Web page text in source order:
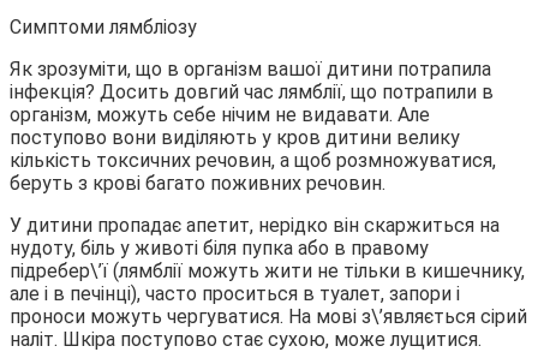
Симптоми лямбліозу
Як зрозуміти, що в організм вашої дитини потрапила
інфекція? Досить довгий час лямблії, що потрапили в
організм, можуть себе нічим не видавати. Але
поступово вони виділяють у кров дитини велику
кількість токсичних речовин, а щоб розмножуватися,
беруть з крові багато поживних речовин.
У дитини пропадає апетит, нерідко він скаржиться на
нудоту, біль у животі біля пупка або в правому
підребер\’ї (лямблії можуть жити не тільки в кишечнику,
але і в печінці), часто проситься в туалет, запори і
проноси можуть чергуватися. На мові з\’являється сірий
наліт. Шкіра поступово стає сухою, може лущитися.